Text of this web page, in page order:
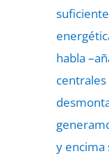
habla
y encima